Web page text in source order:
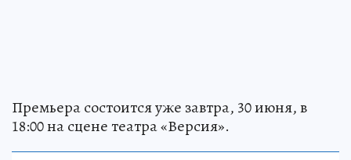
Премьера состоится уже завтра, 30 июня, в
18:00 на сцене театра «Версия».